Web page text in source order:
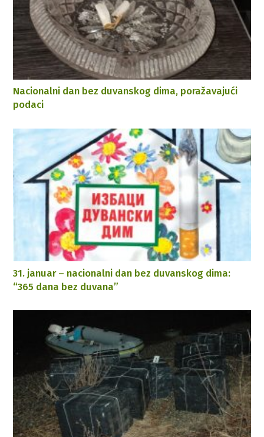
Nacionalni dan bez duvanskog dima, poražavajući
podaci
31. januar – nacionalni dan bez duvanskog dima:
“365 dana bez duvana”